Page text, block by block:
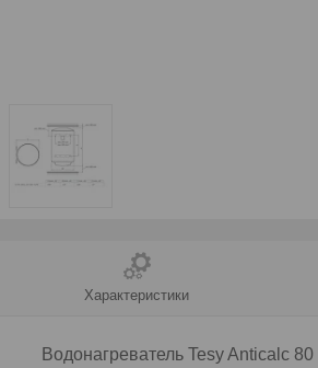
Характеристики
Водонагреватель Tesy Anticalc